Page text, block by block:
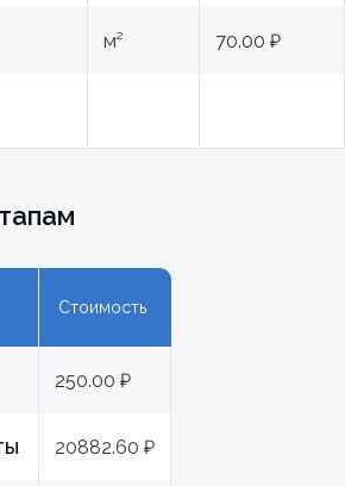
м² 70.00 ₽
Стоимость
250.00 ₽
20882.60 ₽